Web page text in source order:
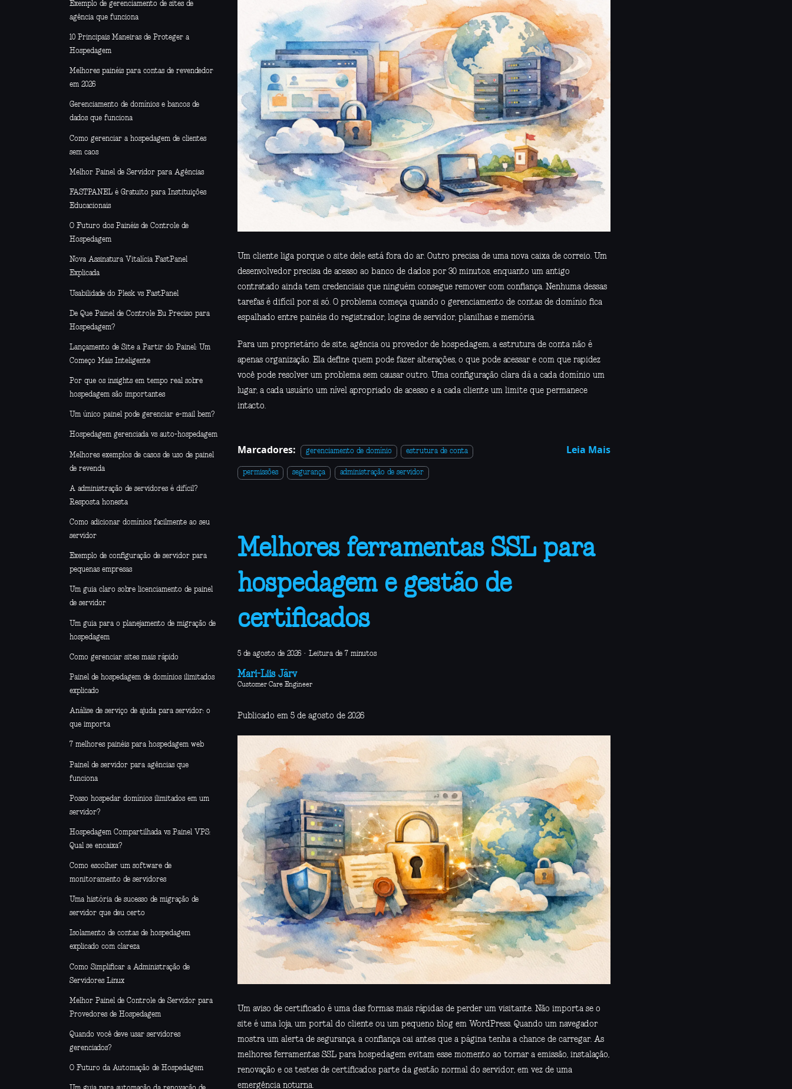
Exemplo de gerenciamento de sites de
agência que funciona
10 Principais Maneiras de Proteger a
Hospedagem
Melhores painéis para contas de revendedor
em 2026
Gerenciamento de domínios e bancos de
dados que funciona
Como gerenciar a hospedagem de clientes
sem caos
Melhor Painel de Servidor para Agências
FASTPANEL é Gratuito para Instituições
Educacionais
O Futuro dos Painéis de Controle de
Hospedagem
Nova Assinatura Vitalícia FastPanel
Explicada
Usabilidade do Plesk vs FastPanel
De Que Painel de Controle Eu Preciso para
Hospedagem?
Lançamento de Site a Partir do Painel: Um
Começo Mais Inteligente
Por que os insights em tempo real sobre
hospedagem são importantes
Um único painel pode gerenciar e-mail bem?
Hospedagem gerenciada vs auto-hospedagem
Melhores exemplos de casos de uso de painel
de revenda
A administração de servidores é difícil?
Resposta honesta
Como adicionar domínios facilmente ao seu
servidor
Exemplo de configuração de servidor para
pequenas empresas
Um guia claro sobre licenciamento de painel
de servidor
Um guia para o planejamento de migração de
hospedagem
Como gerenciar sites mais rápido
Painel de hospedagem de domínios ilimitados
explicado
Análise de serviço de ajuda para servidor: o
que importa
7 melhores painéis para hospedagem web
Painel de servidor para agências que
funciona
Posso hospedar domínios ilimitados em um
servidor?
Hospedagem Compartilhada vs Painel VPS:
Qual se encaixa?
Como escolher um software de
monitoramento de servidores
Uma história de sucesso de migração de
servidor que deu certo
Isolamento de contas de hospedagem
explicado com clareza
Como Simplificar a Administração de
Servidores Linux
Melhor Painel de Controle de Servidor para
Provedores de Hospedagem
Quando você deve usar servidores
gerenciados?
O Futuro da Automação de Hospedagem
Um cliente liga porque o site dele está fora do ar. Outro precisa de uma nova caixa de correio. Um
desenvolvedor precisa de acesso ao banco de dados por 30 minutos, enquanto um antigo
contratado ainda tem credenciais que ninguém consegue remover com confiança. Nenhuma dessas
tarefas é difícil por si só. O problema começa quando o gerenciamento de contas de domínio fica
espalhado entre painéis do registrador, logins de servidor, planilhas e memória.
Para um proprietário de site, agência ou provedor de hospedagem, a estrutura de conta não é
apenas organização. Ela define quem pode fazer alterações, o que pode acessar e com que rapidez
você pode resolver um problema sem causar outro. Uma configuração clara dá a cada domínio um
lugar, a cada usuário um nível apropriado de acesso e a cada cliente um limite que permanece
intacto.
Marcadores: gerenciamento de domínio estrutura de conta
permissões segurança administração de servidor
Leia Mais
Melhores ferramentas SSL para
hospedagem e gestão de
certificados
5 de agosto de 2026 · Leitura de 7 minutos
Mari-Liis Järv
Customer Care Engineer
Publicado em 5 de agosto de 2026
Um aviso de certificado é uma das formas mais rápidas de perder um visitante. Não importa se o
site é uma loja, um portal do cliente ou um pequeno blog em WordPress. Quando um navegador
mostra um alerta de segurança, a confiança cai antes que a página tenha a chance de carregar. As
melhores ferramentas SSL para hospedagem evitam esse momento ao tornar a emissão, instalação,
renovação e os testes de certificados parte da gestão normal do servidor, em vez de uma
emergência noturna.